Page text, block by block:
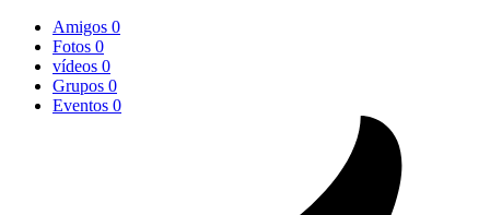
Amigos 0
Fotos 0
vídeos 0
Grupos 0
Eventos 0